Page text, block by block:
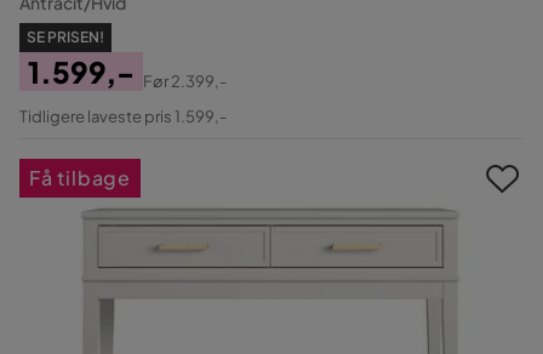
SE PRISEN!
Pris
1.599,-
Original
Før2.399,-
Tidligere laveste pris 1.599,-
Få tilbage